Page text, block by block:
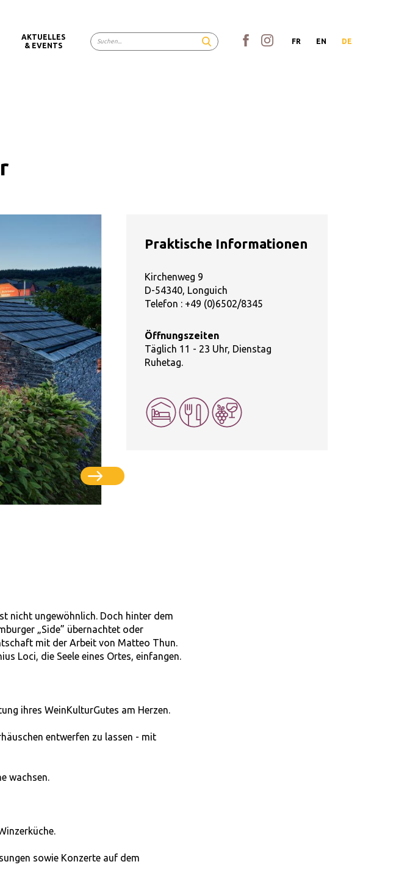
AKTUELLES
& EVENTS
FR EN DE
Praktische Informationen
Kirchenweg 9
D-54340, Longuich
Telefon : +49 (0)6502/8345
Öffnungszeiten
Täglich 11 - 23 Uhr, Dienstag
Ruhetag.
nicht ungewöhnlich. Doch hinter dem
„Side” übernachtet oder
mit der Arbeit von Matteo Thun.
Loci, die Seele eines Ortes, einfangen.
ihres WeinKulturGutes am Herzen.
entwerfen zu lassen - mit
wachsen.
sowie Konzerte auf dem